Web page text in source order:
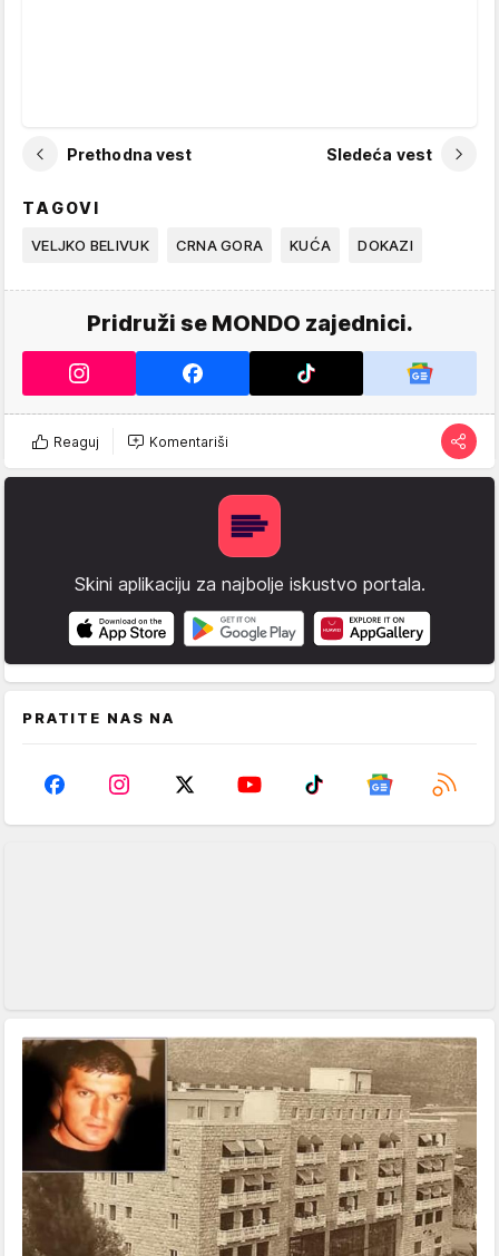
Prethodna vest Sledeća vest
TAGOVI
VELJKO BELIVUK CRNA GORA KUĆA DOKAZI
Pridruži se MONDO zajednici.
Reaguj Komentariši
Skini aplikaciju za najbolje iskustvo portala.
PRATITE NAS NA